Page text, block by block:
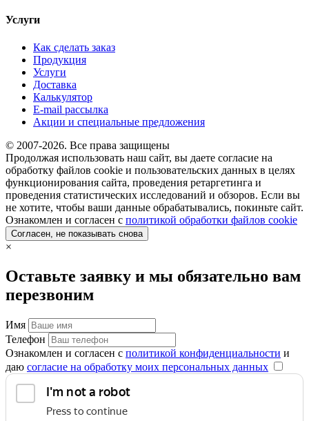
Услуги
Как сделать заказ
Продукция
Услуги
Доставка
Калькулятор
E-mail рассылка
Акции и специальные предложения
© 2007-2026. Все права защищены
Продолжая использовать наш сайт, вы даете согласие на
обработку файлов cookie и пользовательских данных в целях
функционирования сайта, проведения ретаргетинга и
проведения статистических исследований и обзоров. Если вы
не хотите, чтобы ваши данные обрабатывались, покиньте сайт.
Ознакомлен и согласен с политикой обработки файлов cookie
Согласен, не показывать снова
×
Оставьте заявку и мы обязательно вам
перезвоним
Имя
Телефон
Ознакомлен и согласен с политикой конфиденциальности и
даю согласие на обработку моих персональных данных